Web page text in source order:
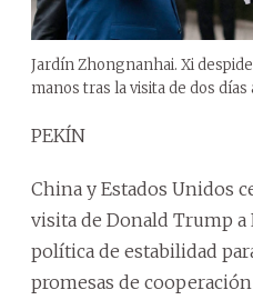
Jardín Zhongnanhai. Xi
manos tras la visita de dos días
PEKÍN
China y Estados Unidos
visita de Donald Trump
política de estabilidad
promesas de